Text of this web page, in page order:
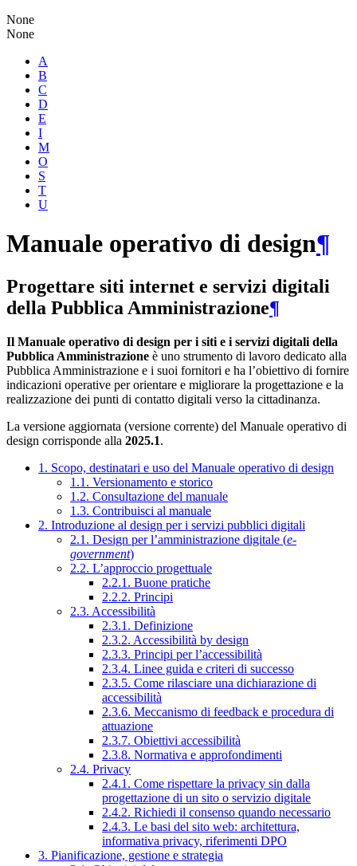
None
None
A
B
C
D
E
I
M
O
S
T
U
Manuale operativo di design¶
Progettare siti internet e servizi digitali
della Pubblica Amministrazione¶
Il Manuale operativo di design per i siti e i servizi digitali della
Pubblica Amministrazione è uno strumento di lavoro dedicato alla
Pubblica Amministrazione e i suoi fornitori e ha l’obiettivo di fornire
indicazioni operative per orientare e migliorare la progettazione e la
realizzazione dei punti di contatto digitali verso la cittadinanza.
La versione aggiornata (versione corrente) del Manuale operativo di
design corrisponde alla 2025.1.
1. Scopo, destinatari e uso del Manuale operativo di design
1.1. Versionamento e storico
1.2. Consultazione del manuale
1.3. Contribuisci al manuale
2. Introduzione al design per i servizi pubblici digitali
2.1. Design per l’amministrazione digitale (e-
government)
2.2. L’approccio progettuale
2.2.1. Buone pratiche
2.2.2. Principi
2.3. Accessibilità
2.3.1. Definizione
2.3.2. Accessibilità by design
2.3.3. Principi per l’accessibilità
2.3.4. Linee guida e criteri di successo
2.3.5. Come rilasciare una dichiarazione di
accessibilità
2.3.6. Meccanismo di feedback e procedura di
attuazione
2.3.7. Obiettivi accessibilità
2.3.8. Normativa e approfondimenti
2.4. Privacy
2.4.1. Come rispettare la privacy sin dalla
progettazione di un sito o servizio digitale
2.4.2. Richiedi il consenso quando necessario
2.4.3. Le basi del sito web: architettura,
informativa privacy, riferimenti DPO
3. Pianificazione, gestione e strategia